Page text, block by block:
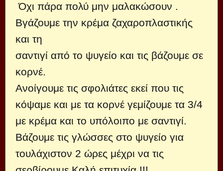
Όχι πάρα πολύ μην μαλακώσουν .
Βγάζουμε την κρέμα ζαχαροπλαστικής
και τη
σαντιγί από το ψυγείο και τις βάζουμε σε
κορνέ.
Ανοίγουμε τις σφολιάτες εκεί που τις
κόψαμε και με τα κορνέ γεμίζουμε τα 3/4
με κρέμα και το υπόλοιπο με σαντιγί.
Βάζουμε τις γλώσσες στο ψυγείο για
τουλάχιστον 2 ώρες μέχρι να τις